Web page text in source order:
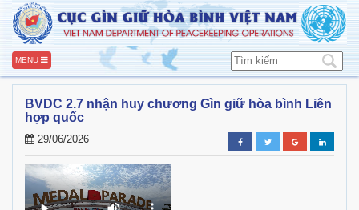
MENU
BVDC 2.7 nhận huy chương Gìn giữ hòa bình Liên
hợp quốc
29/06/2026